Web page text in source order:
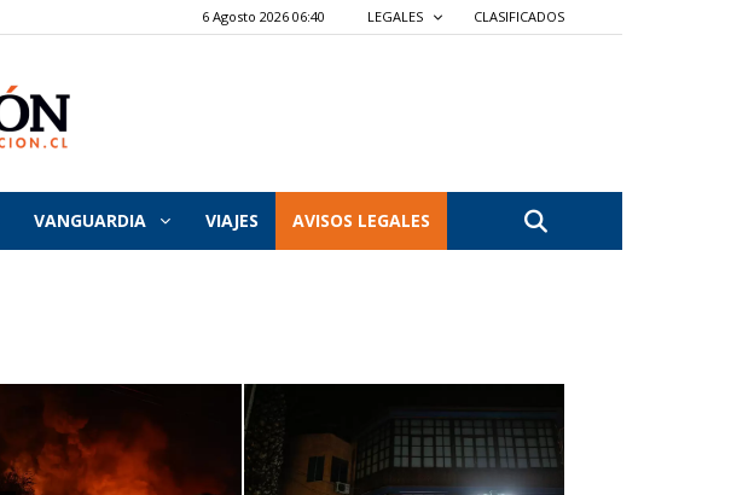
6 Agosto 2026 06:41 LEGALES CLASIFICADOS
VANGUARDIA VIAJES AVISOS LEGALES